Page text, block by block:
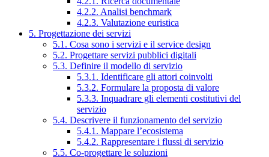
4.2.2. Analisi benchmark
4.2.3. Valutazione euristica
5. Progettazione dei servizi
5.1. Cosa sono i servizi e il service design
5.2. Progettare servizi pubblici digitali
5.3. Definire il modello di servizio
5.3.1. Identificare gli attori coinvolti
5.3.2. Formulare la proposta di valore
5.3.3. Inquadrare gli elementi costitutivi del
servizio
5.4. Descrivere il funzionamento del servizio
5.4.1. Mappare l’ecosistema
5.4.2. Rappresentare i flussi di servizio
5.5. Co-progettare le soluzioni